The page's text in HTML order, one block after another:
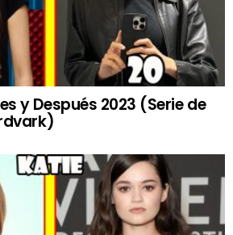
y Después 2023 (Serie de